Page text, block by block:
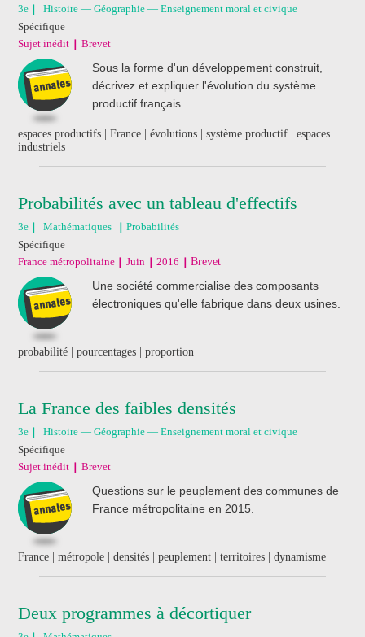
3e
Histoire — Géographie — Enseignement moral et civique
Spécifique
Sujet inédit
Brevet
Sous la forme d'un développement construit,
décrivez et expliquer l'évolution du système
productif français.
espaces productifs | France | évolutions | système productif | espaces
industriels
Probabilités avec un tableau d'effectifs
3e Mathématiques
Probabilités
Spécifique
France métropolitaine
Juin 2016 Brevet
Une société commercialise des composants
électroniques qu'elle fabrique dans deux usines.
probabilité | pourcentages | proportion
La France des faibles densités
3e
Histoire — Géographie — Enseignement moral et civique
Spécifique
Sujet inédit
Brevet
Questions sur le peuplement des communes de
France métropolitaine en 2015.
France | métropole | densités | peuplement | territoires | dynamisme
Deux programmes à décortiquer